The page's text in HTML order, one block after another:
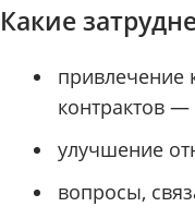
Какие
привлечение
контрактов
улучшение
вопросы,